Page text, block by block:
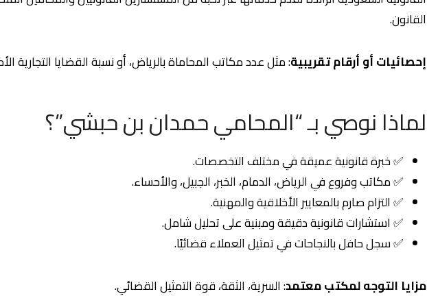
القانون.
إحصائيات أو أرقام تقريبية: مثل عدد مكاتب المحاماة بالرياض، أو نسبة القضايا التجارية
لماذا نوصي بـ “المحامي حمدان بن حبشي”؟
✅ خبرة قانونية عميقة في مختلف التخصصات.
✅ مكاتب وفروع في الرياض، الدمام، الخبر، الجبيل، والأحساء.
✅ التزام صارم بالمعايير الأخلاقية والمهنية.
✅ استشارات قانونية دقيقة ومبنية على تحليل شامل.
✅ سجل حافل بالنجاحات في تمثيل العملاء قضائيًا.
مزايا التوجه لمكتب معتمد: السرية، الثقة، قوة التمثيل القضائي.